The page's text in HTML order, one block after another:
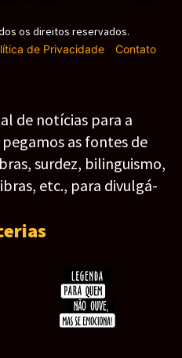
os direitos reservados.
de Privacidade- Contato
de notícias para a
as fontes de
surdez, bilinguismo,
etc., para divulgá-